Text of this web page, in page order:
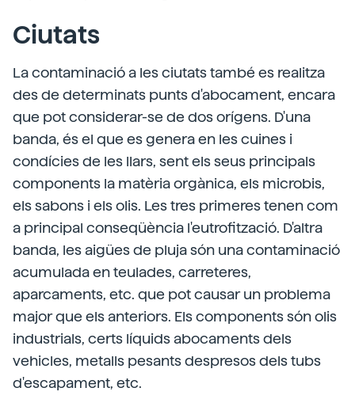
Ciutats
La contaminació a les ciutats també es realitza
des de determinats punts d'abocament, encara
que pot considerar-se de dos orígens. D'una
banda, és el que es genera en les cuines i
condícies de les llars, sent els seus principals
components la matèria orgànica, els microbis,
els sabons i els olis. Les tres primeres tenen com
a principal conseqüència l'eutrofització. D'altra
banda, les aigües de pluja són una contaminació
acumulada en teulades, carreteres,
aparcaments, etc. que pot causar un problema
major que els anteriors. Els components són olis
industrials, certs líquids abocaments dels
vehicles, metalls pesants despresos dels tubs
d'escapament, etc.